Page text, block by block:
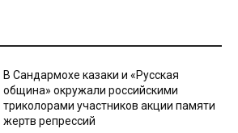
В Сандармохе казаки и «Русская
община» окружали российскими
триколорами участников акции памяти
жертв репрессий